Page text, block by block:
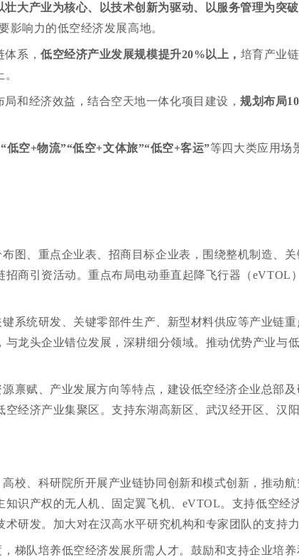
壮大产业为核心、以技术创新为驱动、以服务管理为突
影响力的低空经济发展高地。
体系，低空经济产业发展规模提升20%以上， 培育产业
和经济效益，结合空天地一体化项目建设，规划布局
低空+物流”“低空+文体旅”“低空+客运”等四大类应用场
图、重点企业表、招商目标企业表，围绕整机制造、
商引资活动。重点布局电动垂直起降飞行器（eVTOL
系统研发、关键零部件生产、新型材料供应等产业链
龙头企业错位发展，深耕细分领域。推动优势产业与
禀赋、产业发展方向等特点，建设低空经济企业总部
经济产业集聚区。支持东湖高新区、武汉经开区、汉
校、科研院所开展产业链协同创新和模式创新，推动
识产权的无人机、固定翼飞机、eVTOL。支持低空经
研发。加大对在汉高水平研究机构和专家团队的支持
梯队培养低空经济发展所需人才。鼓励和支持企业培